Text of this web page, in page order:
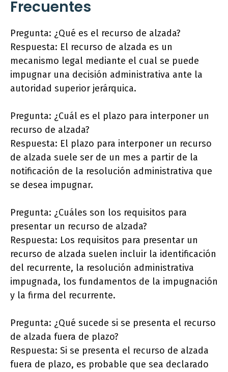
Frecuentes
Pregunta: ¿Qué es el recurso de alzada?
Respuesta: El recurso de alzada es un
mecanismo legal mediante el cual se puede
impugnar una decisión administrativa ante la
autoridad superior jerárquica.
Pregunta: ¿Cuál es el plazo para interponer un
recurso de alzada?
Respuesta: El plazo para interponer un recurso
de alzada suele ser de un mes a partir de la
notificación de la resolución administrativa que
se desea impugnar.
Pregunta: ¿Cuáles son los requisitos para
presentar un recurso de alzada?
Respuesta: Los requisitos para presentar un
recurso de alzada suelen incluir la identificación
del recurrente, la resolución administrativa
impugnada, los fundamentos de la impugnación
y la firma del recurrente.
Pregunta: ¿Qué sucede si se presenta el recurso
de alzada fuera de plazo?
Respuesta: Si se presenta el recurso de alzada
fuera de plazo, es probable que sea declarado